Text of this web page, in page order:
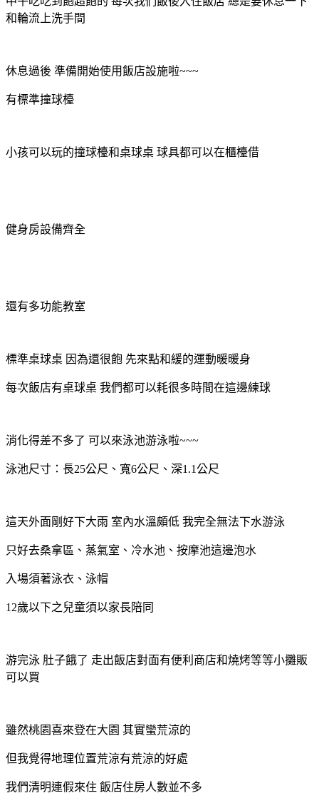
和輪流上洗手間
休息過後 準備開始使用飯店設施啦~~~
有標準撞球檯
小孩可以玩的撞球檯和桌球桌 球具都可以在櫃檯借
健身房設備齊全
還有多功能教室
標準桌球桌 因為還很飽 先來點和緩的運動暖暖身
每次飯店有桌球桌 我們都可以耗很多時間在這邊練球
消化得差不多了 可以來泳池游泳啦~~~
泳池尺寸：長25公尺、寬6公尺、深1.1公尺
這天外面剛好下大雨 室內水溫頗低 我完全無法下水游泳
只好去桑拿區、蒸氣室、冷水池、按摩池這邊泡水
入場須著泳衣、泳帽
12歲以下之兒童須以家長陪同
游完泳 肚子餓了 走出飯店對面有便利商店和燒烤等等小攤販
可以買
雖然桃園喜來登在大園 其實蠻荒涼的
但我覺得地理位置荒涼有荒涼的好處
我們清明連假來住 飯店住房人數並不多